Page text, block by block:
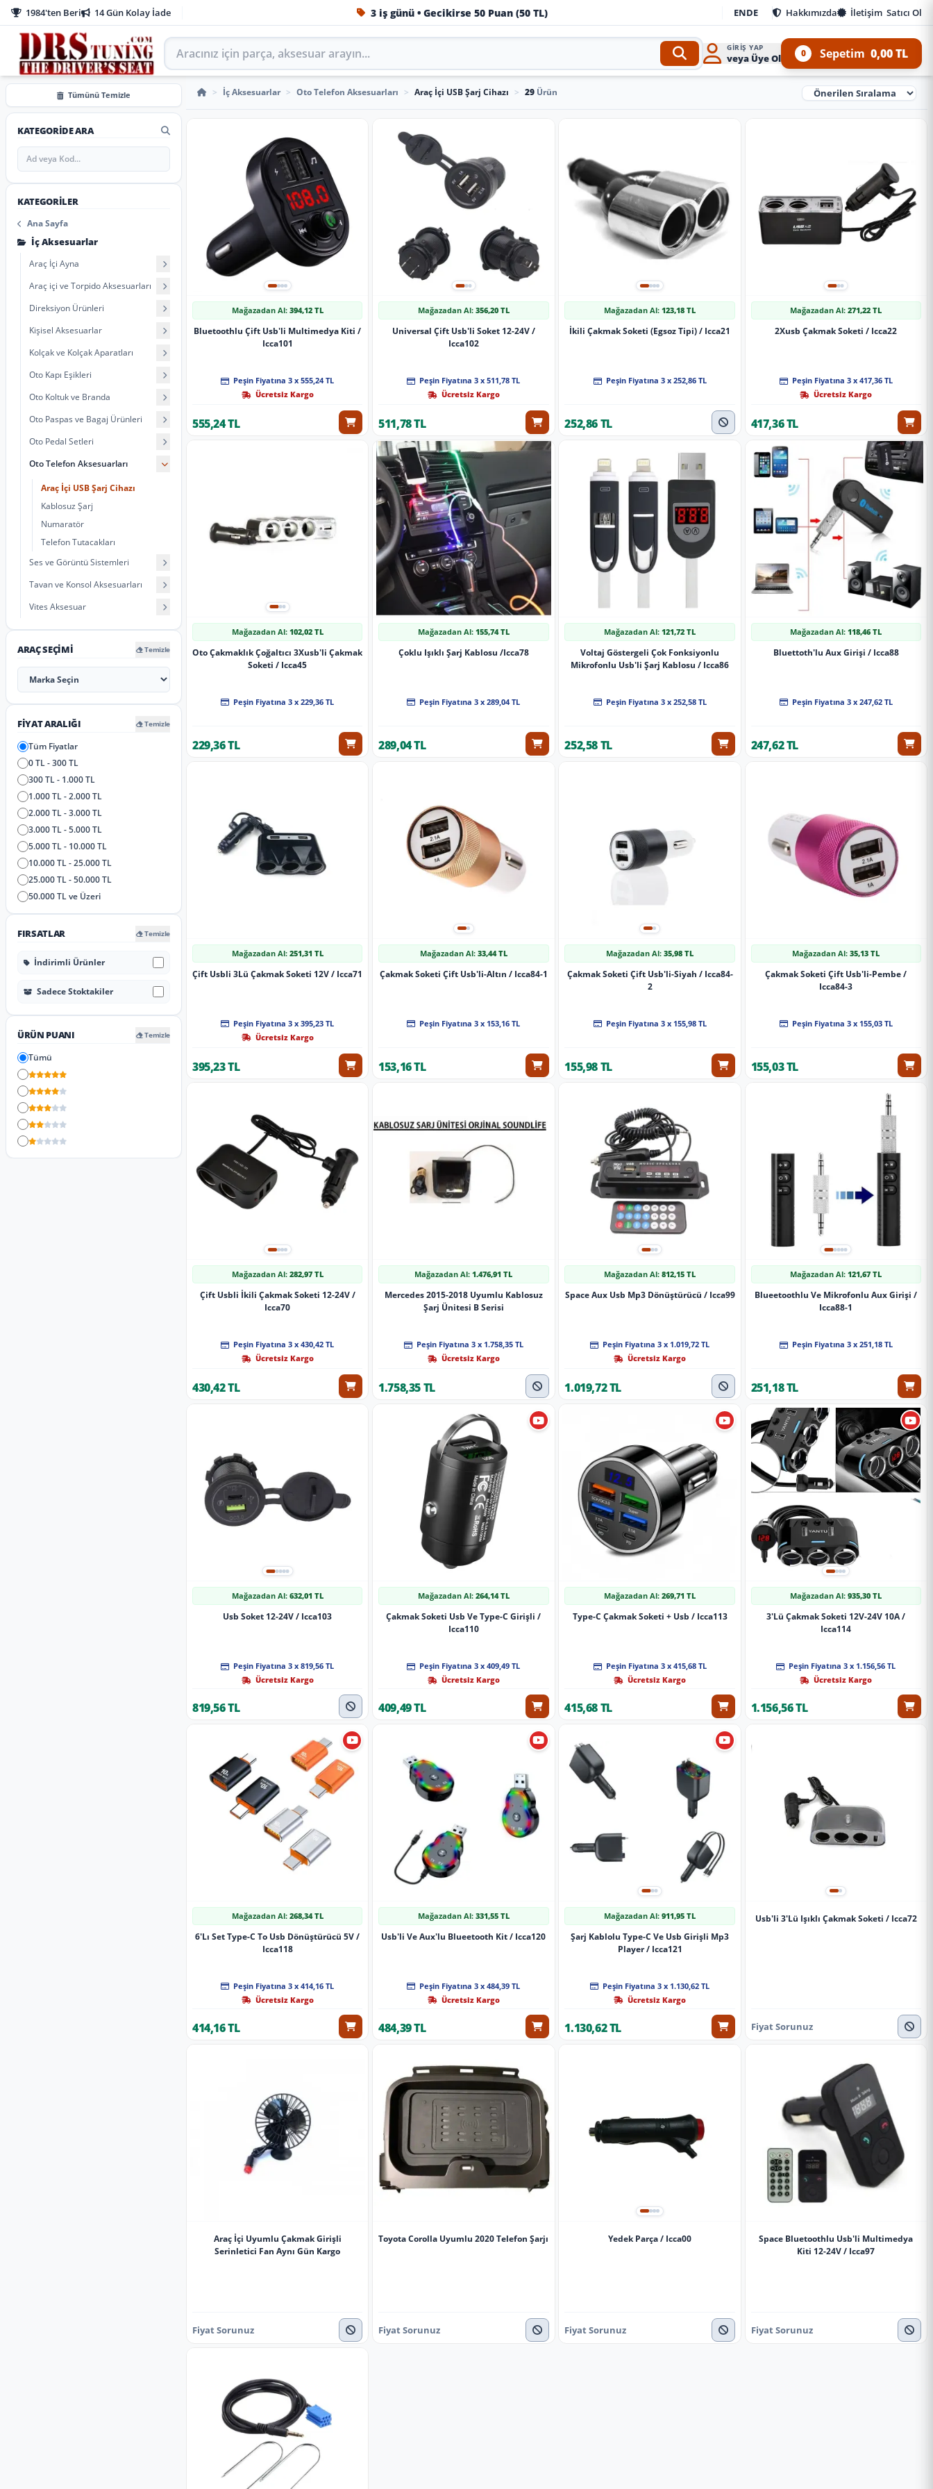
1984'ten Beri 14 Gün Kolay İade
3 iş günü • Gecikirse 50 Puan (50 TL)
1984'ten beri Türkiye’nin en büyük oto aksesuar ve tuning
ENDE Hakkımızda İletişim Satıcı Ol
Aracınız için parça arayın
GIRIŞ YAP
veya Üye Ol 0 Sepetim 0,00 TL
Tümünü Temizle
KATEGORIDE ARA
KATEGORILER
Ana Sayfa
İç Aksesuarlar
Araç İçi Ayna
Araç içi ve Torpido Aksesuarları
Direksiyon Ürünleri
Kişisel Aksesuarlar
Kolçak ve Kolçak Aparatları
Oto Kapı Eşikleri
Oto Koltuk ve Branda
Oto Paspas ve Bagaj Ürünleri
Oto Pedal Setleri
Oto Telefon Aksesuarları
Araç İçi USB Şarj Cihazı
Kablosuz Şarj
Numaratör
Telefon Tutacakları
Ses ve Görüntü Sistemleri
Tavan ve Konsol Aksesuarları
Vites Aksesuar
ARAÇ SEÇIMI Temizle
FIYAT ARALIĞI Temizle
Tüm Fiyatlar
0 TL - 300 TL
300 TL - 1.000 TL
1.000 TL - 2.000 TL
2.000 TL - 3.000 TL
3.000 TL - 5.000 TL
5.000 TL - 10.000 TL
10.000 TL - 25.000 TL
25.000 TL - 50.000 TL
50.000 TL ve Üzeri
FIRSATLAR Temizle
İndirimli Ürünler
Sadece Stoktakiler
ÜRÜN PUANI Temizle
Tümü
5 Yıldız
4 Yıldız
3 Yıldız
2 Yıldız
1 Yıldız
Araç İçi USB Şarj Cihazı
> İç Aksesuarlar > Oto Telefon Aksesuarları > Araç İçi USB Şarj Cihazı > 29 Ürün Ürünleri Sırala
Mağazadan Al: 394,12 TL
Bluetoothlu Çift Usb'li Multimedya Kiti /
Icca101
Peşin Fiyatına 3 x 555,24 TL
Ücretsiz Kargo
555,24 TL
Mağazadan Al: 356,20 TL
Universal Çift Usb'li Soket 12-24V /
Icca102
Peşin Fiyatına 3 x 511,78 TL
Ücretsiz Kargo
511,78 TL
Mağazadan Al:123,18 TL
İkili Çakmak Soketi (Egsoz Tipi) / Icca21
Peşin Fiyatına 3 x 252,86 TL
252,86 TL
Mağazadan Al:271,22 TL
2Xusb Çakmak Soketi / Icca22
Peşin Fiyatına 3 x 417,36 TL
Ücretsiz Kargo
417,36 TL
Mağazadan Al: 102,02 TL
Oto Çakmaklık Çoğaltıcı 3Xusb'li Çakmak
Soketi / Icca45
Peşin Fiyatına 3 x 229,36 TL
229,36 TL
Mağazadan Al: 155,74 TL
Çoklu Işıklı Şarj Kablosu /Icca78
Peşin Fiyatına 3 x 289,04 TL
289,04 TL
Mağazadan Al:121,72 TL
Voltaj Göstergeli Çok Fonksiyonlu
Mikrofonlu Usb'li Şarj Kablosu / Icca86
Peşin Fiyatına 3 x 252,58 TL
252,58 TL
Mağazadan Al:118,46 TL
Bluettoth'lu Aux Girişi / Icca88
Peşin Fiyatına 3 x 247,62 TL
247,62 TL
Mağazadan Al: 251,31 TL
Çift Usbli 3Lü Çakmak Soketi 12V / Icca71
Peşin Fiyatına 3 x 395,23 TL
Ücretsiz Kargo
395,23 TL
Mağazadan Al: 33,44 TL
Çakmak Soketi Çift Usb'li-Altın / Icca84-1
Peşin Fiyatına 3 x 153,16 TL
153,16 TL
Mağazadan Al:35,98 TL
Çakmak Soketi Çift Usb'li-Siyah / Icca84-
2
Peşin Fiyatına 3 x 155,98 TL
155,98 TL
Mağazadan Al:35,13 TL
Çakmak Soketi Çift Usb'li-Pembe /
Icca84-3
Peşin Fiyatına 3 x 155,03 TL
155,03 TL
Mağazadan Al: 282,97 TL
Çift Usbli İkili Çakmak Soketi 12-24V /
Icca70
Peşin Fiyatına 3 x 430,42 TL
Ücretsiz Kargo
430,42 TL
Mağazadan Al:1.476,91 TL
Mercedes 2015-2018 Uyumlu Kablosuz
Şarj Ünitesi B Serisi
Peşin Fiyatına 3 x 1.758,35 TL
Ücretsiz Kargo
1.758,35 TL
Mağazadan Al:812,15 TL
Space Aux Usb Mp3 Dönüştürücü / Icca99
Peşin Fiyatına 3 x 1.019,72 TL
Ücretsiz Kargo
1.019,72 TL
Mağazadan Al:121,67 TL
Blueetoothlu Ve Mikrofonlu Aux Girişi /
Icca88-1
Peşin Fiyatına 3 x 251,18 TL
251,18 TL
Mağazadan Al: 632,01 TL
Usb Soket 12-24V / Icca103
Peşin Fiyatına 3 x 819,56 TL
Ücretsiz Kargo
819,56 TL
Mağazadan Al: 264,14 TL
Çakmak Soketi Usb Ve Type-C Girişli /
Icca110
Peşin Fiyatına 3 x 409,49 TL
Ücretsiz Kargo
409,49 TL
Mağazadan Al:269,71 TL
Type-C Çakmak Soketi + Usb / Icca113
Peşin Fiyatına 3 x 415,68 TL
Ücretsiz Kargo
415,68 TL
Mağazadan Al:935,30 TL
3'Lü Çakmak Soketi 12V-24V 10A /
Icca114
Peşin Fiyatına 3 x 1.156,56 TL
Ücretsiz Kargo
1.156,56 TL
Mağazadan Al: 268,34 TL
6'Lı Set Type-C To Usb Dönüştürücü 5V /
Icca118
Peşin Fiyatına 3 x 414,16 TL
Ücretsiz Kargo
414,16 TL
Mağazadan Al: 331,55 TL
Usb'li Ve Aux'lu Blueetooth Kit / Icca120
Peşin Fiyatına 3 x 484,39 TL
Ücretsiz Kargo
484,39 TL
Mağazadan Al:911,95 TL
Şarj Kablolu Type-C Ve Usb Girişli Mp3
Player / Icca121
Peşin Fiyatına 3 x 1.130,62 TL
Ücretsiz Kargo
1.130,62 TL
Usb'li 3'Lü Işıklı Çakmak Soketi / Icca72
Fiyat Sorunuz
Araç İçi Uyumlu Çakmak Girişli
Serinletici Fan Aynı Gün Kargo
Fiyat Sorunuz
Toyota Corolla Uyumlu 2020 Telefon Şarjı
Fiyat Sorunuz
Yedek Parça / Icca00
Fiyat Sorunuz
Space Bluetoothlu Usb'li Multimedya
Kiti 12-24V / Icca97
Fiyat Sorunuz